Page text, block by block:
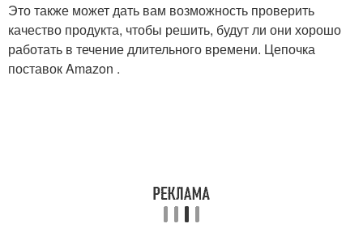
Это также может дать вам возможность проверить
качество продукта, чтобы решить, будут ли они хорошо
работать в течение длительного времени. Цепочка
поставок Amazon .